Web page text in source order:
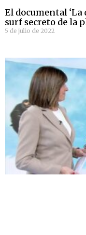
El documental
surf secreto de la
5 de julio de 2022